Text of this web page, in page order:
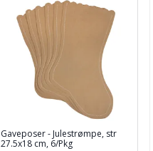
Gaveposer - Julestrømpe, str
27.5x18 cm, 6/Pkg